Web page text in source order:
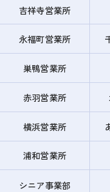
吉祥寺営業所
永福町営業所
巣鴨営業所
赤羽営業所
横浜営業所
浦和営業所
シニア事業部